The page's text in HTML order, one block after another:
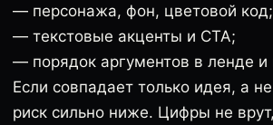
— персонажа, фон, цветовой код;
— текстовые акценты и CTA;
— порядок аргументов в ленде и
Если совпадает только идея, а
риск сильно ниже. Цифры не